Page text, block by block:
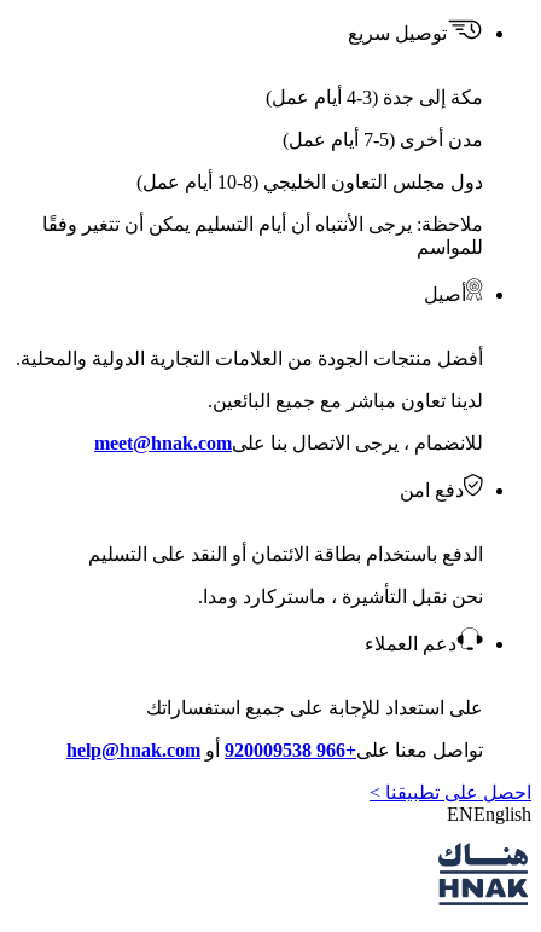
توصيل سريع
مكة إلى جدة (3-4 أيام عمل)
مدن أخرى (5-7 أيام عمل)
دول مجلس التعاون الخليجي (8-10 أيام عمل)
ملاحظة: يرجى الأنتباه أن أيام التسليم يمكن أن تتغير وفقًا
للمواسم
أصيل
أفضل منتجات الجودة من العلامات التجارية الدولية والمحلية.
لدينا تعاون مباشر مع جميع البائعين.
للانضمام ، يرجى الاتصال بنا علىmeet@hnak.com
دفع امن
الدفع باستخدام بطاقة الائتمان أو النقد على التسليم
نحن نقبل التأشيرة ، ماستركارد ومدا.
دعم العملاء
على استعداد للإجابة على جميع استفساراتك
تواصل معنا على+966 920009538 أو help@hnak.com
احصل على تطبيقنا >
ENEnglish